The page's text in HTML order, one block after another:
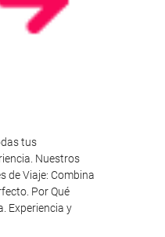
tus
Nuestros
de Viaje: Combina
Por Qué
Experiencia y